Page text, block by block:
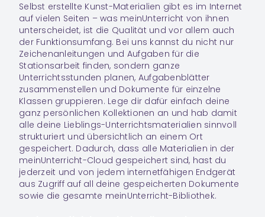
Selbst erstellte Kunst-Materialien gibt es im Internet
auf vielen Seiten – was meinUnterricht von ihnen
unterscheidet, ist die Qualität und vor allem auch
der Funktionsumfang. Bei uns kannst du nicht nur
Zeichenanleitungen und Aufgaben für die
Stationsarbeit finden, sondern ganze
Unterrichtsstunden planen, Aufgabenblätter
zusammenstellen und Dokumente für einzelne
Klassen gruppieren. Lege dir dafür einfach deine
ganz persönlichen Kollektionen an und hab damit
alle deine Lieblings-Unterrichtsmaterialien sinnvoll
strukturiert und übersichtlich an einem Ort
gespeichert. Dadurch, dass alle Materialien in der
meinUnterricht-Cloud gespeichert sind, hast du
jederzeit und von jedem internetfähigen Endgerät
aus Zugriff auf all deine gespeicherten Dokumente
sowie die gesamte meinUnterricht-Bibliothek.